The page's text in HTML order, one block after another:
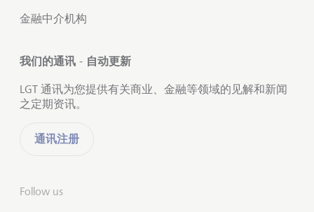
金融中介机构
我们的通讯 - 自动更新
LGT 通讯为您提供有关商业、金融等领域的见解和新闻
之定期资讯。
通讯注册
Follow us